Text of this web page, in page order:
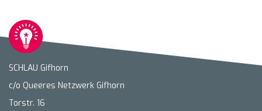
SCHLAU Gifhorn
c/o Queeres Netzwerk Gifhorn
Torstr. 16